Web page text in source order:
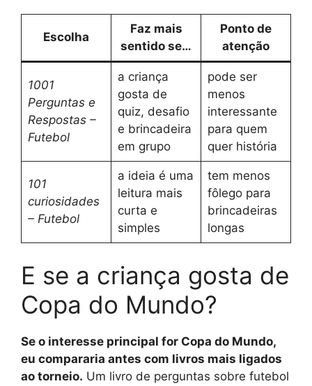
Escolha
Faz mais
sentido se…
Ponto de
atenção
1001
Perguntas e
Respostas –
Futebol
a criança
gosta de
quiz, desafio
e brincadeira
em grupo
pode ser
menos
interessante
para quem
quer história
101
curiosidades
– Futebol
a ideia é uma
leitura mais
curta e
simples
tem menos
fôlego para
brincadeiras
longas
E se a criança gosta de
Copa do Mundo?
Se o interesse principal for Copa do Mundo,
eu compararia antes com livros mais ligados
ao torneio. Um livro de perguntas sobre futebol